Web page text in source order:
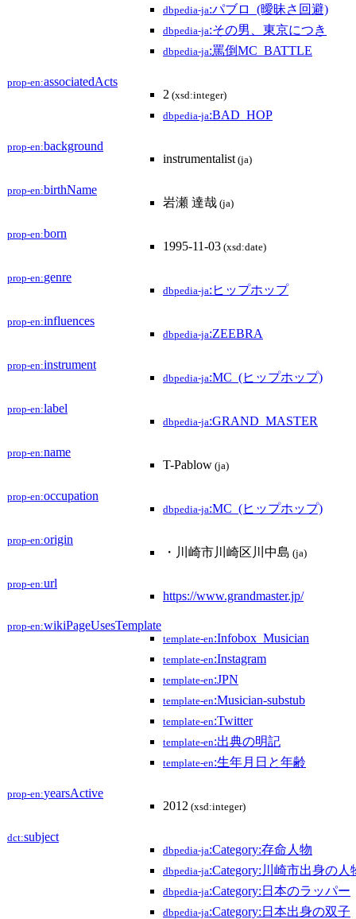
dbpedia-ja:パブロ_(曖昧さ回避)
dbpedia-ja:その男、東京につき
dbpedia-ja:罵倒MC_BATTLE
prop-en:associatedActs
2 (xsd:integer)
dbpedia-ja:BAD_HOP
prop-en:background
instrumentalist(ja)
prop-en:birthName
岩瀬 達哉 (ja)
prop-en:born
1995-11-03 (xsd:date)
prop-en:genre
dbpedia-ja:ヒップホップ
prop-en:influences
dbpedia-ja:ZEEBRA
prop-en:instrument
dbpedia-ja:MC_(ヒップホップ)
prop-en:label
dbpedia-ja:GRAND_MASTER
prop-en:name
T-Pablow (ja)
prop-en:occupation
dbpedia-ja:MC_(ヒップホップ)
prop-en:origin
・川崎市川崎区川中島 (ja)
prop-en:url
https://www.grandmaster.jp/
prop-en:wikiPageUsesTemplate
template-en:Infobox_Musician
template-en:Instagram
template-en:JPN
template-en:Musician-substub
template-en:Twitter
template-en:出典の明記
template-en:生年月日と年齢
prop-en:yearsActive
2012 (xsd:integer)
dct:subject
dbpedia-ja:Category:存命人物
dbpedia-ja:Category:川崎市出身の人
dbpedia-ja:Category:日本のラッパー
dbpedia-ja:Category:日本出身の双子